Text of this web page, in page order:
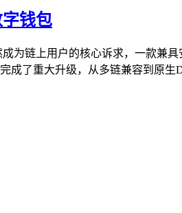
钱包
为链上用户的核心诉求，一款兼
成了重大升级，从多链兼容到原